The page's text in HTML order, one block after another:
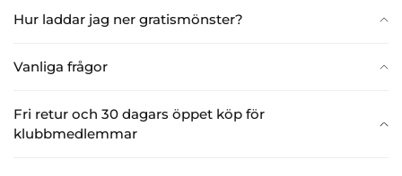
Hur laddar jag ner gratismönster?
Vanliga frågor
Fri retur och 30 dagars öppet köp för
klubbmedlemmar